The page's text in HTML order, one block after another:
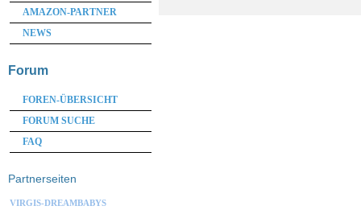
AMAZON-PARTNER
NEWS
Forum
FOREN-ÜBERSICHT
FORUM SUCHE
FAQ
Partnerseiten
VIRGIS-DREAMBABYS